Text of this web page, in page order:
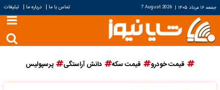
جمعه ۱۶ مرداد ۱۴۰۵ |
7 August 2026 تماس با ما | درباره ما | تبلیغات
قیمت خودرو قیمت سکه دانش آراستگی پرسپولیس